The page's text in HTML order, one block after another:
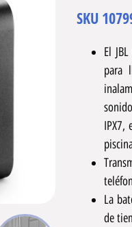
SKU
El
para
IPX7,
La
de